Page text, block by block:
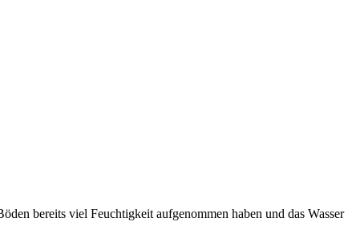
bereits viel Feuchtigkeit aufgenommen haben und das Wasser